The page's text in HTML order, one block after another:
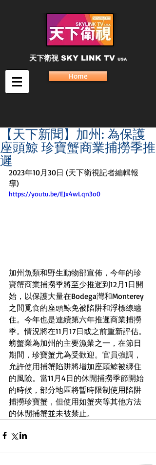
天下衛視 SKY LINK TV USA
Home
【天下新聞】加州: 為保護
座頭鯨 珍寶蟹商業捕撈季推
遲
2023年10月30日 (天下衛視記者編輯報
導)
https://youtu.be/EJx4wLqn3o0
加州魚類和野生動物部宣佈，今年的珍
寶蟹商業捕撈季將至少推遲到12月1日開
始，以保護大量在Bodega灣和Monterey
之間覓食的座頭鯨免被陷阱和浮標線纏
住。今年也是連續第六年推遲商業捕撈
季。情況將在11月17日或之前重新評估。
螃蟹業為加州的主要漁業之一，在節日
期間，珍寶蟹尤為受歡迎。官員強調，
允許使用捕蟹陷阱將增加座頭鯨被纏住
的風險。當11月4日的休閒捕撈季節開始
的時候，部分地區將暫時限制使用陷阱
捕撈珍寶蟹，但使用如蟹夾等其他方法
的休閒捕蟹並未被禁止。